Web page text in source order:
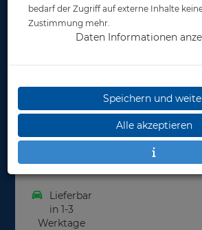
Herstellerpreis: 59,00 €
59,00 €
Lieferbar
in 1-3
Werktage
bedarf der Zugriff auf externe Inhalte
Zustimmung mehr.
Daten Informationen
Speichern und
Alle akzeptieren